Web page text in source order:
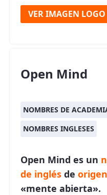
VER IMAGEN
Open Mind
NOMBRES DE
NOMBRES INGLESES
Open Mind es un
de inglés de
«mente abierta».